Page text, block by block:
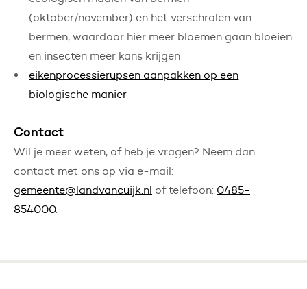
(oktober/november) en het verschralen van
bermen, waardoor hier meer bloemen gaan bloeien
en insecten meer kans krijgen
eikenprocessierupsen aanpakken op een
biologische manier
Contact
Wil je meer weten, of heb je vragen? Neem dan
contact met ons op via e-mail:
gemeente@landvancuijk.nl of telefoon: 0485-
854000.